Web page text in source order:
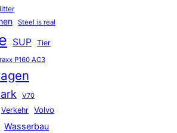
Steel is real
SUP Tier
P160 AC3
V70
Verkehr Volvo
Wasserbau